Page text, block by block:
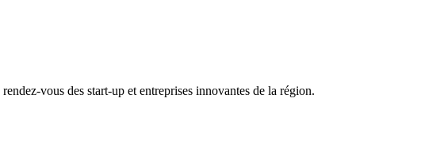
vous des start-up et entreprises innovantes de la région.